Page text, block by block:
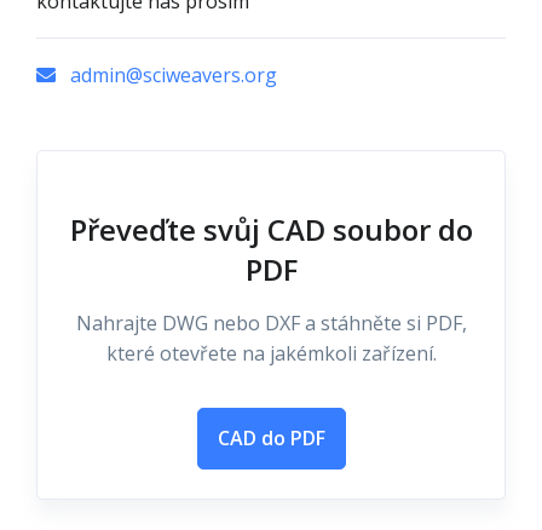
admin@sciweavers.org
Převeďte svůj CAD soubor do
PDF
Nahrajte DWG nebo DXF a stáhněte si PDF,
které otevřete na jakémkoli zařízení.
CAD do PDF